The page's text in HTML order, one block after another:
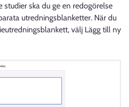
ska du ge en redogörelse
utredningsblanketter. När du
välj Lägg till ny